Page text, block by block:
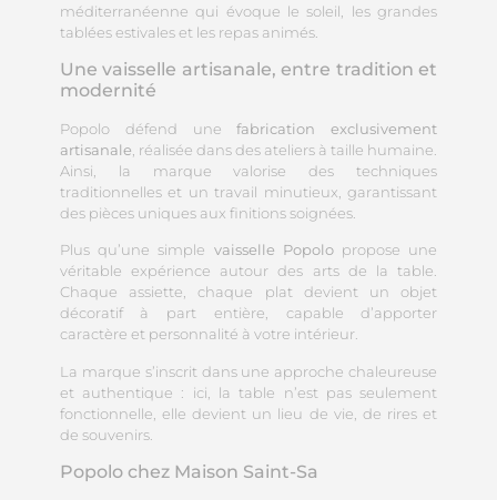
méditerranéenne qui évoque le soleil, les grandes
tablées estivales et les repas animés.
Une vaisselle artisanale, entre tradition et
modernité
Popolo défend unefabrication exclusivement
artisanale , réalisée dans des ateliers à taille humaine.
Ainsi, la marque valorise des techniques
traditionnelles et un travail minutieux, garantissant
des pièces uniques aux finitions soignées.
Plus qu’une simple vaisselle Popolopropose une
véritable expérience autour des arts de la table.
Chaque assiette, chaque plat devient un objet
décoratif à part entière, capable d’apporter
caractère et personnalité à votre intérieur.
La marque s’inscrit dans une approche chaleureuse
et authentique : ici, la table n’est pas seulement
fonctionnelle, elle devient un lieu de vie, de rires et
de souvenirs.
Popolo chez Maison Saint-Sa